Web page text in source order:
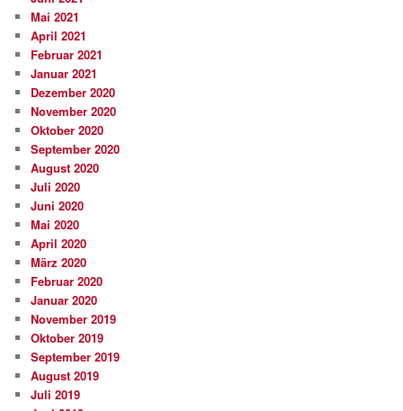
Mai 2021
April 2021
Februar 2021
Januar 2021
Dezember 2020
November 2020
Oktober 2020
September 2020
August 2020
Juli 2020
Juni 2020
Mai 2020
April 2020
März 2020
Februar 2020
Januar 2020
November 2019
Oktober 2019
September 2019
August 2019
Juli 2019